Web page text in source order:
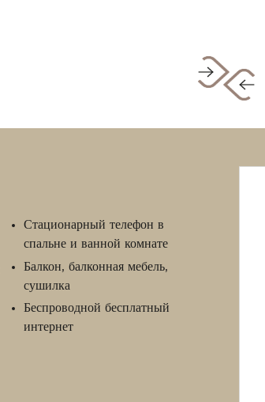
Стационарный телефон в
спальне и ванной комнате
Балкон, балконная мебель,
сушилка
Беспроводной бесплатный
интернет